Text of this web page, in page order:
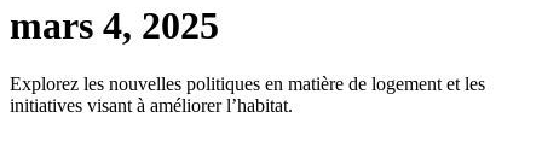
mars 4, 2025
Explorez les nouvelles politiques en matière de logement et les
initiatives visant à améliorer l’habitat.